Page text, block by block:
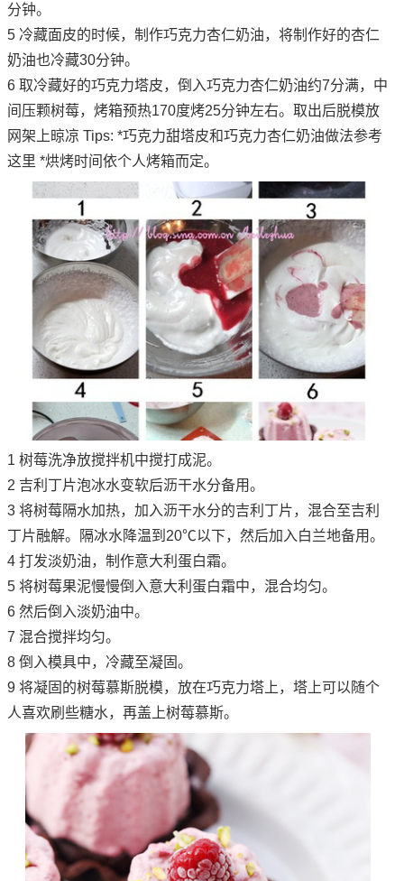
分钟。
5 冷藏面皮的时候，制作巧克力杏仁奶油，将制作好的杏仁
奶油也冷藏30分钟。
6 取冷藏好的巧克力塔皮，倒入巧克力杏仁奶油约7分满，中
间压颗树莓，烤箱预热170度烤25分钟左右。取出后脱模放
网架上晾凉 Tips: *巧克力甜塔皮和巧克力杏仁奶油做法参考
这里 *烘烤时间依个人烤箱而定。
1 树莓洗净放搅拌机中搅打成泥。
2 吉利丁片泡冰水变软后沥干水分备用。
3 将树莓隔水加热，加入沥干水分的吉利丁片，混合至吉利
丁片融解。隔冰水降温到20℃以下，然后加入白兰地备用。
4 打发淡奶油，制作意大利蛋白霜。
5 将树莓果泥慢慢倒入意大利蛋白霜中，混合均匀。
6 然后倒入淡奶油中。
7 混合搅拌均匀。
8 倒入模具中，冷藏至凝固。
9 将凝固的树莓慕斯脱模，放在巧克力塔上，塔上可以随个
人喜欢刷些糖水，再盖上树莓慕斯。